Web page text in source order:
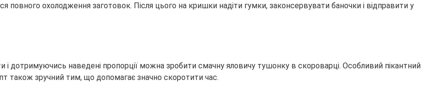
повного охолодження заготовок. Після цього на кришки надіти гумки, законсервувати баночки і відправити у
і дотримуючись наведені пропорції можна зробити смачну яловичу тушонку в скороварці. Особливий пікантний
також зручний тим, що допомагає значно скоротити час.